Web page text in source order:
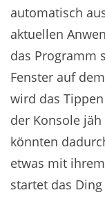
automatisch
aktuellen
das Programm
Fenster auf
wird das
der Konsole
könnten
etwas mit
startet das